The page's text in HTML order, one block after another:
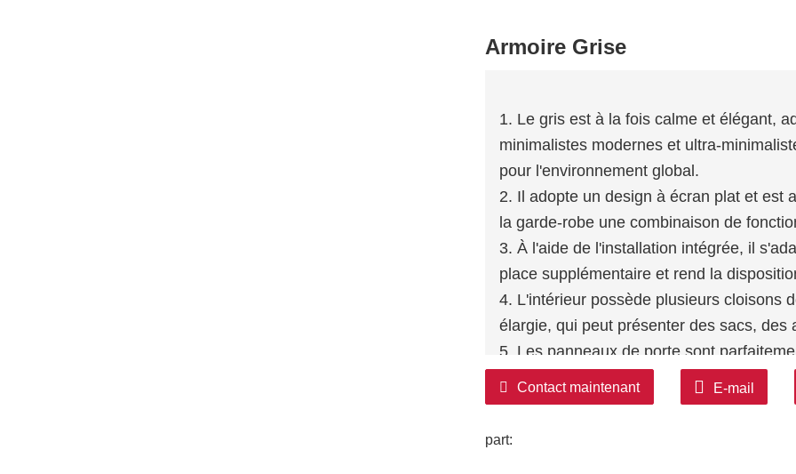
Armoire Grise
1. Le gris est à la fois calme et élégant,
minimalistes modernes et ultra-
pour l'environnement global.
2. Il adopte un design à écran plat et est
la garde-robe une combinaison de
3. À l'aide de l'installation intégrée, il
place supplémentaire et rend la
4. L'intérieur possède plusieurs cloisons
élargie, qui peut présenter des sacs, des
5. Les panneaux de porte sont
installées avec précision pour une
Contact maintenant E-mail
part: